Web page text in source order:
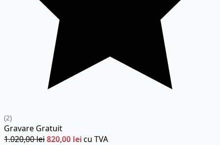
(2)
Gravare Gratuit
1.020,00 lei820,00 lei cu TVA